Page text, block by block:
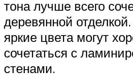
тона лучше всего
деревянной
яркие цвета могут
сочетаться с
стенами.